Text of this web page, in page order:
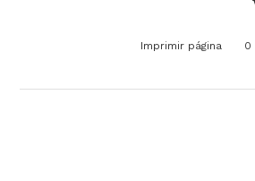
Imprimir página 0